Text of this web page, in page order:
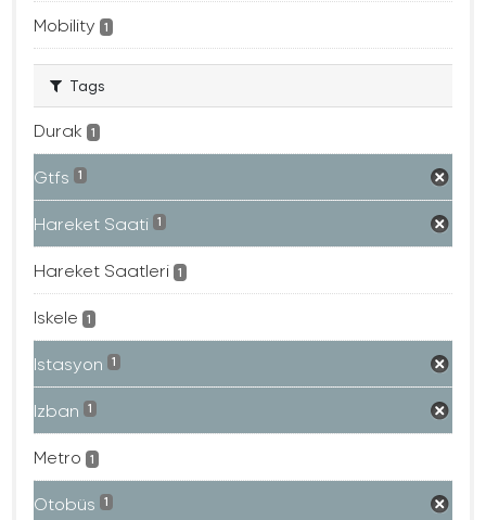
Mobility 1
Tags
Durak 1
Gtfs 1
Hareket Saati 1
Hareket Saatleri 1
Iskele 1
Istasyon 1
Izban 1
Metro 1
Otobüs 1